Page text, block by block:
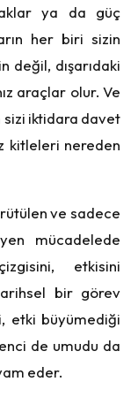
ya da güç
her biri sizin
dışarıdaki
araçlar olur. Ve
iktidara davet
kitleleri nereden
ve sadece
mücadelede
etkisini
bir görev
etki büyümediği
de umudu da
eder.